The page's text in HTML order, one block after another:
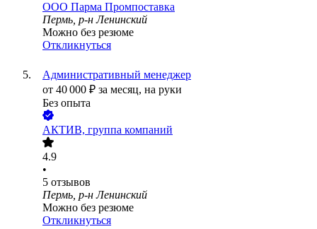
ООО Парма Промпоставка
Пермь, р-н Ленинский
Можно без резюме
Откликнуться
Административный менеджер
от 40 000 ₽ за месяц, на руки
Без опыта
АКТИВ, группа компаний
4.9
•
5 отзывов
Пермь, р-н Ленинский
Можно без резюме
Откликнуться